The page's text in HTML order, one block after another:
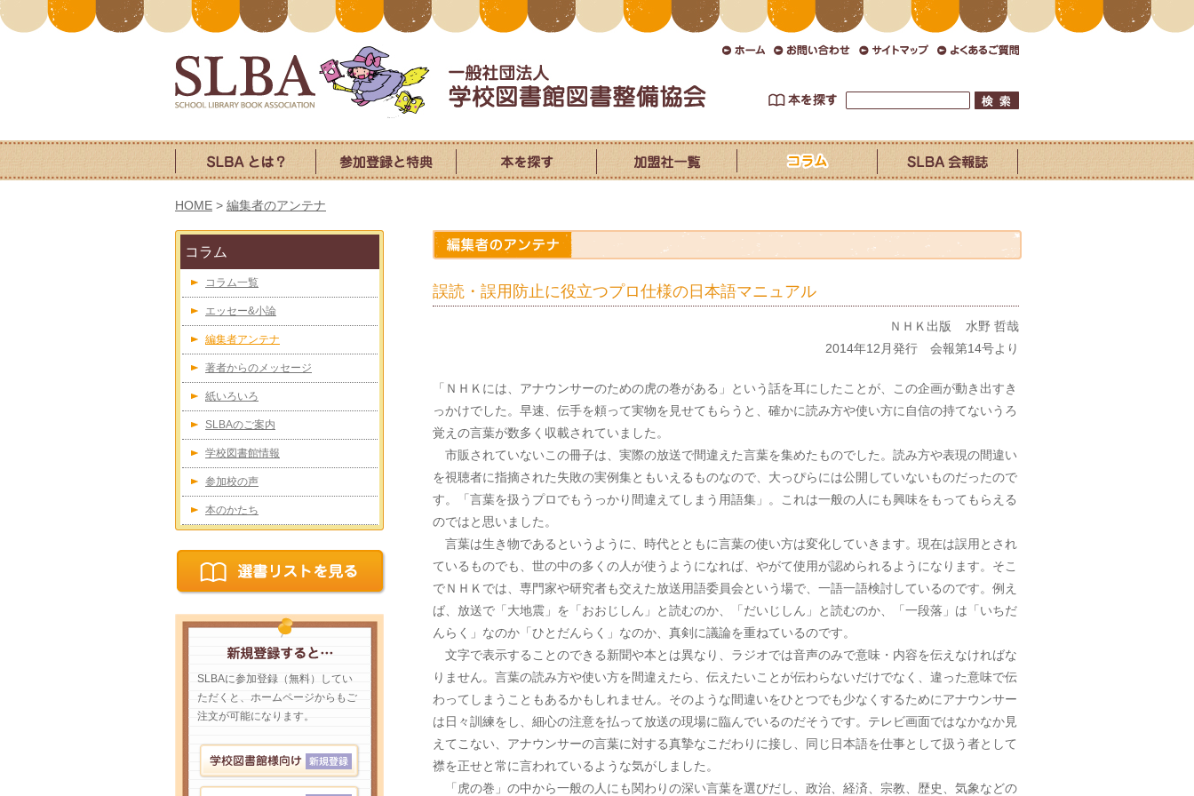
HOME > 編集者のアンテナ
誤読・誤用防止に役立つプロ仕様の日本語マニュアル
ＮＨＫ出版
水野 哲哉
2014年12月発行 会報第14号より
「ＮＨＫには、アナウンサーのための虎の巻がある」という話を耳にしたことが、この企画が動き出すき
っかけでした。早速、伝手を頼って実物を見せてもらうと、確かに読み方や使い方に自信の持てないうろ
覚えの言葉が数多く収載されていました。
市販されていないこの冊子は、実際の放送で間違えた言葉を集めたものでした。読み方や表現の間違い
を視聴者に指摘された失敗の実例集ともいえるものなので、大っぴらには公開していないものだったので
す。「言葉を扱うプロでもうっかり間違えてしまう用語集」。これは一般の人にも興味をもってもらえる
のではと思いました。
言葉は生き物であるというように、時代とともに言葉の使い方は変化していきます。現在は誤用とされ
ているものでも、世の中の多くの人が使うようになれば、やがて使用が認められるようになります。そこ
でＮＨＫでは、専門家や研究者も交えた放送用語委員会という場で、一語一語検討しているのです。例え
ば、放送で「大地震」を「おおじしん」と読むのか、「だいじしん」と読むのか、「一段落」は「いちだ
んらく」なのか「ひとだんらく」なのか、真剣に議論を重ねているのです。
文字で表示することのできる新聞や本とは異なり、ラジオでは音声のみで意味・内容を伝えなければな
りません。言葉の読み方や使い方を間違えたら、伝えたいことが伝わらないだけでなく、違った意味で伝
わってしまうこともあるかもしれません。そのような間違いをひとつでも少なくするためにアナウンサー
は日々訓練をし、細心の注意を払って放送の現場に臨んでいるのだそうです。テレビ画面ではなかなか見
えてこない、アナウンサーの言葉に対する真摯なこだわりに接し、同じ日本語を仕事として扱う者として
襟を正せと常に言われているような気がしました。
「虎の巻」の中から一般の人にも関わりの深い言葉を選びだし、政治、経済、宗教、歴史、気象などの
コラム
コラム一覧
エッセー&小論
編集者アンテナ
著者からのメッセージ
紙いろいろ
SLBAのご案内
学校図書館情報
参加校の声
本のかたち
SLBAに参加登録（無料）してい
ただくと、ホームページからもご
注文が可能になります。